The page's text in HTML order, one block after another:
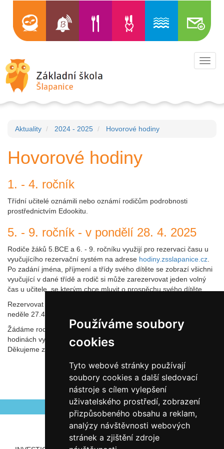
Používáme soubory
cookies
Tyto webové stránky používají
soubory cookies a další sledovací
nástroje s cílem vylepšení
uživatelského prostředí, zobrazení
přizpůsobeného obsahu a reklam,
analýzy návštěvnosti webových
stránek a zjištění zdroje
Aktuality 2024 - 2025 Hovorové hodiny
Hovorové hodiny
1. - 4. ročník
Třídní učitelé oznámili nebo oznámí rodičům podrobnosti
prostřednictvím Edookitu.
5. - 9. ročník - v pondělí 28. 4. 2025
Rodiče žáků 5.BCE a 6. - 9. ročníku využijí pro rezervaci času u
vyučujícího rezervační systém na adrese hodiny.zsslapanice.cz
Po zadání jména, příjmení a třídy svého dítěte se zobrazí všichni
vyučující v dané třídě a rodič si může zarezervovat jeden volný
čas u učitele, se kterým chce mluvit o prospěchu svého dítěte.
Rezervovat čas si můžete od úterý 15.4.25 od 8.00 hodin do
neděle 27.4.25 do 24.00 hodin.
Žádáme rodiče, aby pro parkování vozidel při hovorových
hodinách využívali parkoviště u hřbitova a nezajížděli ke škole.
Děkujeme za pochopení.
Autor Antonín Šerý Zveřejněno 14.04.2025